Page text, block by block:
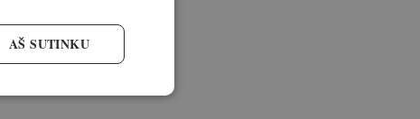
AŠ SUTINKU